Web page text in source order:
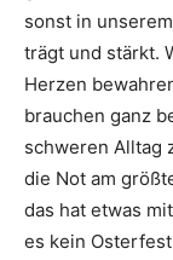
sonst in
trägt und stärkt.
Herzen
brauchen ganz
schweren Alltag
die Not am
das hat etwas
es kein